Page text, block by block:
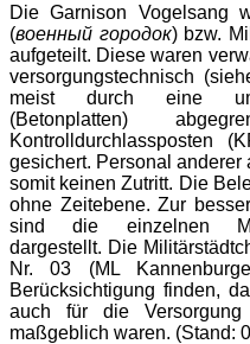
Die Garnison Vogelsang
(военный городок) bzw.
aufgeteilt. Diese waren
versorgungstechnisch
meist durch eine
(Betonplatten)
Kontrolldurchlassposten
gesichert. Personal
somit keinen Zutritt. Die
ohne Zeitebene. Zur
sind die einzelnen
dargestellt. Die
Nr. 03 (ML
Berücksichtigung finden,
auch für die
maßgeblich waren. (Stand: